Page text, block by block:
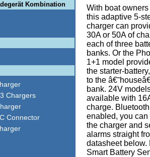
Kombination
Chargers
Connector
With boat
this adaptive 5-
charger can
30A or 50A of
each of three
banks. Or the
1+1 model
the starter-
to the
bank. 24V
available with
charge. Bluetooth
enabled, you can
the charger and
alarms straight
datasheet below.
Smart Battery